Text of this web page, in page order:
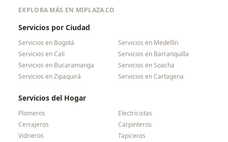
EXPLORA MÁS EN MIPLAZA.CO
Servicios por Ciudad
Servicios en Bogotá Servicios en Medellín
Servicios enCali Servicios en Barranquilla
Servicios en Bucaramanga Servicios enSoacha
Servicios enZipaquirá Servicios enCartagena
Servicios del Hogar
Plomeros
Electricistas
Cerrajeros
Carpinteros
Vidrieros
Tapiceros